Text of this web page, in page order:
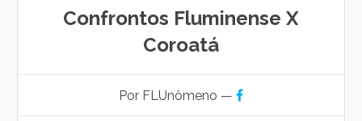
Confrontos Fluminense X
Coroatá
Por FLUnômeno —